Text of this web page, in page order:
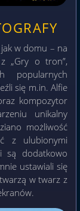
w domu – na
„Gry o tron”,
popularnych
się m.in. Alfie
kompozytor
unikalny
możliwość
z ulubionymi
są dodatkowo
ustawiali się
w twarz z